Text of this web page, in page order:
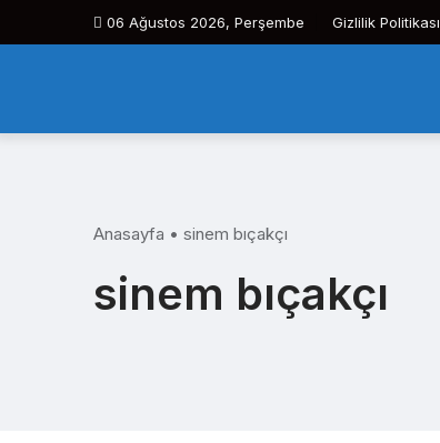
06 Ağustos 2026, Perşembe Gizlilik Politikası
Anasayfa • sinem bıçakçı
sinem bıçakçı